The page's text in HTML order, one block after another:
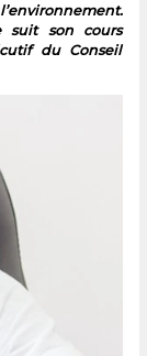
suit son cours
du Conseil